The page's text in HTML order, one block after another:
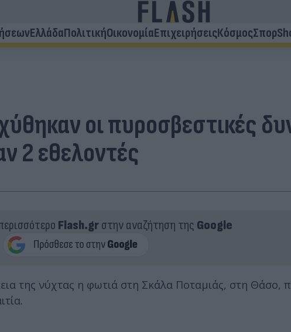
ΕλλάδαΠολιτικήΟικονομίαΕπιχειρήσειςΚόσμοςΣπορ
οι πυροσβεστικές
2 εθελοντές
Flash.grστην αναζήτηση της Google
της νύχτας η φωτιά στη Σκάλα Ποταμιάς, στη Θάσο,